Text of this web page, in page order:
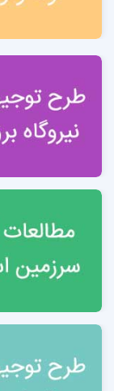
3-7 آمار وضعیت مجوزهای صنعتی استان ایلام
3-8 آمار
استان ایلام و
3-11 موقعیت پروژه 17
فصل چهارم:
محصولات
4-2 تاريخچه جوراب بعد از مربوطه. 19